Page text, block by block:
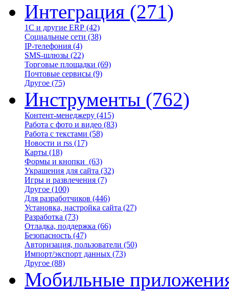
Интеграция (271)
1С и другие ERP (42)
Социальные сети (38)
IP-телефония (4)
SMS-шлюзы (22)
Торговые площадки (69)
Почтовые сервисы (9)
Другое (75)
Инструменты (762)
Контент-менеджеру (415)
Работа с фото и видео (83)
Работа с текстами (58)
Новости и rss (17)
Карты (18)
Формы и кнопки (63)
Украшения для сайта (32)
Игры и развлечения (7)
Другое (100)
Для разработчиков (446)
Установка, настройка сайта (27)
Разработка (73)
Отладка, поддержка (66)
Безопасность (47)
Авторизация, пользователи (50)
Импорт/экспорт данных (73)
Другое (88)
Мобильные